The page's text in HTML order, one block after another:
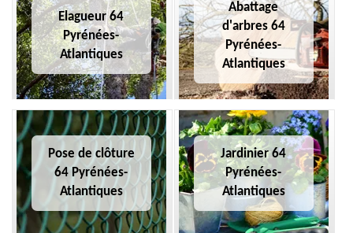
Elagueur 64
Pyrénées-
Atlantiques
Abattage
d'arbres 64
Pyrénées-
Atlantiques
Pose de clôture
64 Pyrénées-
Atlantiques
Jardinier 64
Pyrénées-
Atlantiques